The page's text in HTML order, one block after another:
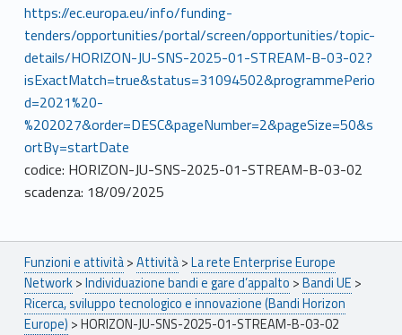
https://ec.europa.eu/info/funding-
tenders/opportunities/portal/screen/opportunities/topic-
details/HORIZON-JU-SNS-2025-01-STREAM-B-03-02?
isExactMatch=true&status=31094502&programmePerio
d=2021%20-
%202027&order=DESC&pageNumber=2&pageSize=50&s
ortBy=startDate
codice: HORIZON-JU-SNS-2025-01-STREAM-B-03-02
scadenza: 18/09/2025
Breadcrumbs navigation
Funzioni e attività>Attività>La rete Enterprise Europe
Network>Individuazione bandi e gare d’appalto >Bandi UE >
Ricerca, sviluppo tecnologico e innovazione (Bandi Horizon
Europe) >HORIZON-JU-SNS-2025-01-STREAM-B-03-02